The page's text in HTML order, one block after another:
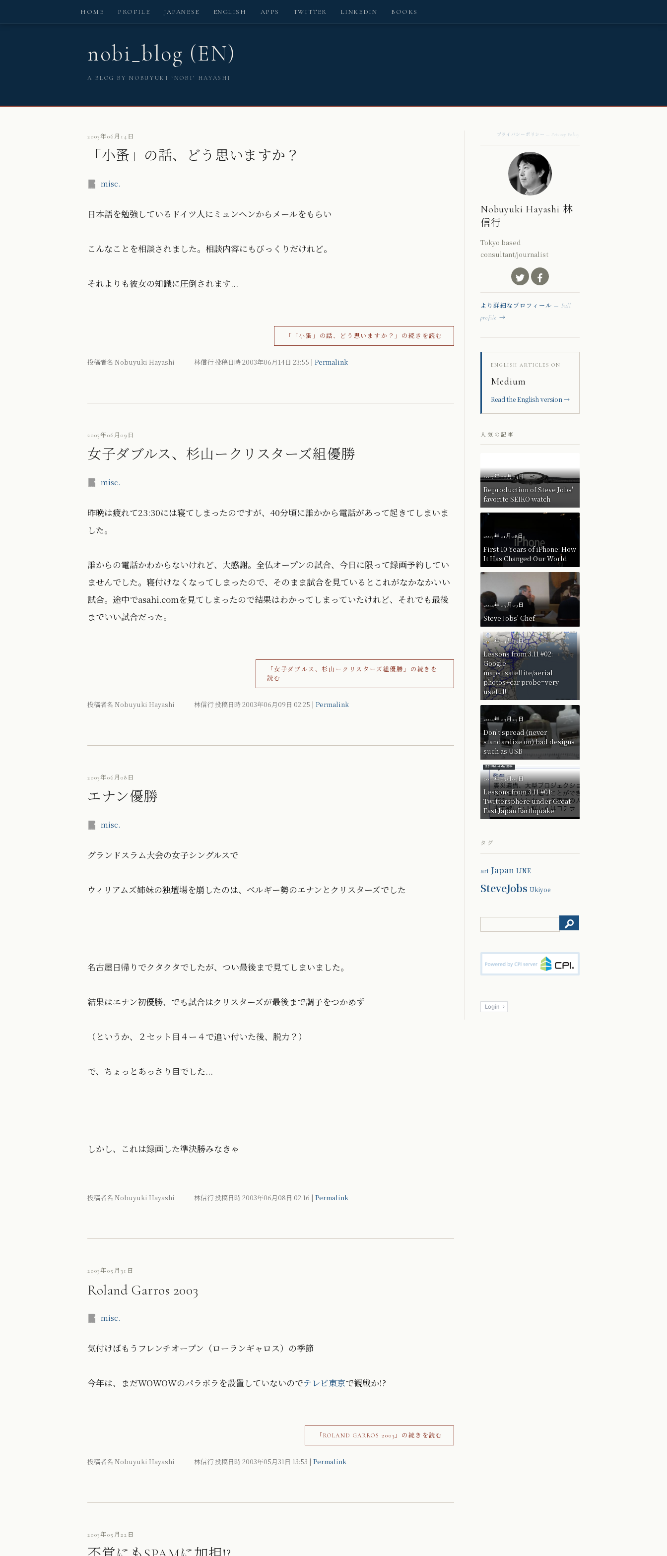
nobi_blog (EN)
A BLOG BY NOBUYUKI ‘NOBI’ HAYASHI
HOME PROFILE JAPANESE ENGLISH APPS TWITTER LINKEDIN BOOKS
2003年06月14日
「小蚤」の話、どう思いますか？
misc.
日本語を勉強しているドイツ人にミュンヘンからメールをもらい
こんなことを相談されました。相談内容にもびっくりだけれど。
それよりも彼女の知識に圧倒されます...
「「小蚤」の話、どう思いますか？」の続きを読む
投稿者名 Nobuyuki Hayashi 林信行 投稿日時 2003年06月14日 23:55 | Permalink
2003年06月09日
女子ダブルス、杉山ークリスターズ組優勝
misc.
昨晩は疲れて23:30には寝てしまったのですが、40分頃に誰かから電話があって起きてしまいま
した。
誰からの電話かわからないけれど、大感謝。全仏オープンの試合、今日に限って録画予約してい
ませんでした。寝付けなくなってしまったので、そのまま試合を見ているとこれがなかなかいい
試合。途中でasahi.comを見てしまったので結果はわかってしまっていたけれど、それでも最後
までいい試合だった。
「女子ダブルス、杉山ークリスターズ組優勝」の続きを
読む
投稿者名 Nobuyuki Hayashi 林信行 投稿日時 2003年06月09日 02:25 | Permalink
2003年06月08日
エナン優勝
misc.
グランドスラム大会の女子シングルスで
ウィリアムズ姉妹の独壇場を崩したのは、ベルギー勢のエナンとクリスターズでした
名古屋日帰りでクタクタでしたが、つい最後まで見てしまいました。
結果はエナン初優勝、でも試合はクリスターズが最後まで調子をつかめず
（というか、２セット目４ー４で追い付いた後、脱力？）
で、ちょっとあっさり目でした...
しかし、これは録画した準決勝みなきゃ
投稿者名 Nobuyuki Hayashi 林信行 投稿日時 2003年06月08日 02:16 | Permalink
2003年05月31日
Roland Garros 2003
misc.
気付けばもうフレンチオープン（ローランギャロス）の季節
今年は、まだWOWOWのパラボラを設置していないのでテレビ東京で観戦か!?
「ROLAND GARROS 2003」の続きを読む
投稿者名 Nobuyuki Hayashi 林信行 投稿日時 2003年05月31日 13:53 | Permalink
2003年05月22日
プライバシーポリシー — Privacy Policy
Nobuyuki Hayashi 林
信行
Tokyo based
consultant/journalist
より詳細なプロフィール— Full
profile →
ENGLISH ARTICLES ON
Medium
Read the English version →
人気の記事
2017年02月24日
Reproduction of Steve Jobs'
favorite SEIKO watch
2017年01月08日
First 10 Years of iPhone: How
It Has Changed Our World
2014年05月09日
Steve Jobs' Chef
2014年04月03日
Lessons from 3.11 #02:
Google
maps+satellite/aerial
photos+car probe=very
useful!
2014年03月25日
Don't spread (never
standardize on) bad designs
such as USB
2014年03月05日
Lessons from 3.11 #01:
Twittersphere under Great
East Japan Earthquake
タグ
art Japan LINE
SteveJobs Ukiyoe